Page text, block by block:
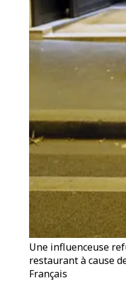
Une influenceuse
restaurant à cause
Français